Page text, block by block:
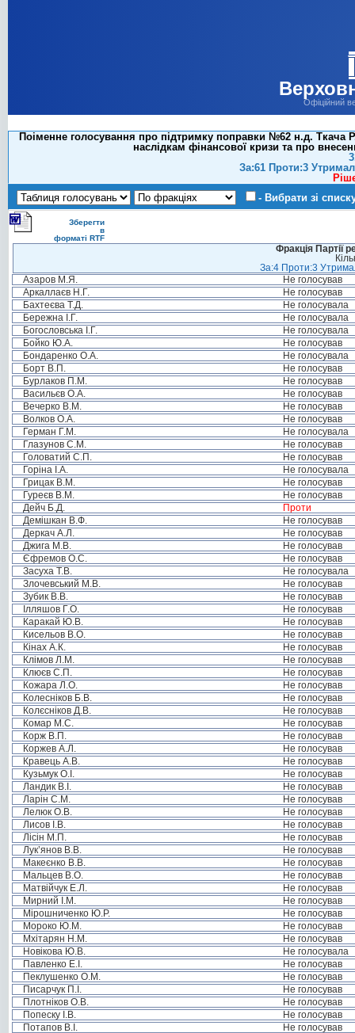
Офіційний
Поіменне голосування про підтримку поправки №62 н.д. Ткача
наслідкам фінансової кризи та про
За:61 Проти:3
- Вибрати зі
Зберегти
в
форматі RTF
Фракція Партії
За:4 Проти:3
Азаров М.Я.
Не голосував
Аркаллаєв Н.Г.
Не голосував
Бахтеєва Т.Д.
Не голосувала
Бережна І.Г.
Не голосувала
Богословська І.Г.
Не голосувала
Бойко Ю.А.
Не голосував
Бондаренко О.А.
Не голосувала
Борт В.П.
Не голосував
Бурлаков П.М.
Не голосував
Васильєв О.А.
Не голосував
Вечерко В.М.
Не голосував
Волков О.А.
Не голосував
Герман Г.М.
Не голосувала
Глазунов С.М.
Не голосував
Головатий С.П.
Не голосував
Горіна І.А.
Не голосувала
Грицак В.М.
Не голосував
Гуреєв В.М.
Не голосував
Дейч Б.Д.
Проти
Демішкан В.Ф.
Не голосував
Деркач А.Л.
Не голосував
Джига М.В.
Не голосував
Єфремов О.С.
Не голосував
Засуха Т.В.
Не голосувала
Злочевський М.В.
Не голосував
Зубик В.В.
Не голосував
Ілляшов Г.О.
Не голосував
Каракай Ю.В.
Не голосував
Кисельов В.О.
Не голосував
Кінах А.К.
Не голосував
Клімов Л.М.
Не голосував
Клюєв С.П.
Не голосував
Кожара Л.О.
Не голосував
Колесніков Б.В.
Не голосував
Колєсніков Д.В.
Не голосував
Комар М.С.
Не голосував
Корж В.П.
Не голосував
Коржев А.Л.
Не голосував
Кравець А.В.
Не голосував
Кузьмук О.І.
Не голосував
Ландик В.І.
Не голосував
Ларін С.М.
Не голосував
Лелюк О.В.
Не голосував
Лисов І.В.
Не голосував
Лісін М.П.
Не голосував
Лук’янов В.В.
Не голосував
Макеєнко В.В.
Не голосував
Мальцев В.О.
Не голосував
Матвійчук Е.Л.
Не голосував
Мирний І.М.
Не голосував
Мірошниченко Ю.Р.
Не голосував
Мороко Ю.М.
Не голосував
Мхітарян Н.М.
Не голосував
Новікова Ю.В.
Не голосувала
Павленко Е.І.
Не голосував
Пеклушенко О.М.
Не голосував
Писарчук П.І.
Не голосував
Плотніков О.В.
Не голосував
Попеску І.В.
Не голосував
Потапов В.І.
Не голосував